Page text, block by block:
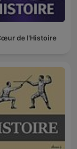
de l'Histoire